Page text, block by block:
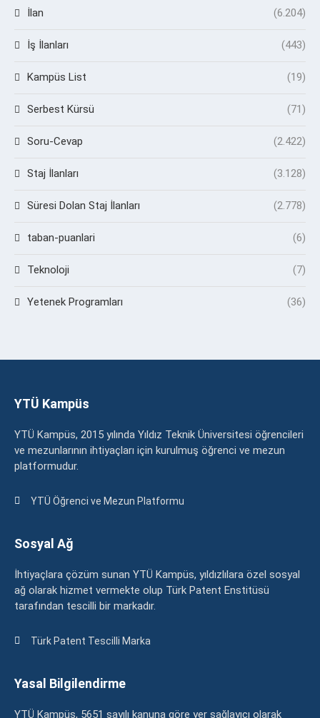
İlan (6.204)
İş İlanları (443)
Kampüs List (19)
Serbest Kürsü (71)
Soru-Cevap (2.422)
Staj İlanları (3.128)
Süresi Dolan Staj İlanları (2.778)
taban-puanlari (6)
Teknoloji (7)
Yetenek Programları (36)
YTÜ Kampüs
YTÜ Kampüs, 2015 yılında Yıldız Teknik Üniversitesi öğrencileri
ve mezunlarının ihtiyaçları için kurulmuş öğrenci ve mezun
platformudur.
YTÜ Öğrenci ve Mezun Platformu
Sosyal Ağ
İhtiyaçlara çözüm sunan YTÜ Kampüs, yıldızlılara özel sosyal
ağ olarak hizmet vermekte olup Türk Patent Enstitüsü
tarafından tescilli bir markadır.
Türk Patent Tescilli Marka
Yasal Bilgilendirme
YTÜ Kampüs, 5651 sayılı kanuna göre yer sağlayıcı olarak